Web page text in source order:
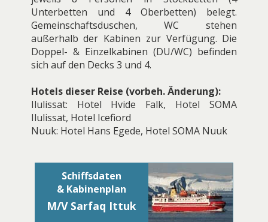
Unterbetten und 4 Oberbetten) belegt.
Gemeinschaftsduschen, WC stehen
außerhalb der Kabinen zur Verfügung. Die
Doppel- & Einzelkabinen (DU/WC) befinden
sich auf den Decks 3 und 4.
Hotels dieser Reise (vorbeh. Änderung):
Ilulissat: Hotel Hvide Falk, Hotel SOMA
Ilulissat, Hotel Icefiord
Nuuk: Hotel Hans Egede, Hotel SOMA Nuuk
Schiffsdaten
& Kabinenplan
M/V Sarfaq Ittuk